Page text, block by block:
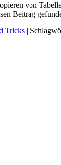
von
Beitrag
Tricks |